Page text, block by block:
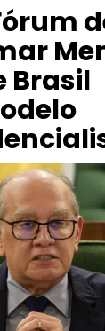
Brasil